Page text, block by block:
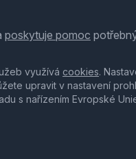
poskytuje pomoc
využívá cookies.
upravit v nastavení
s nařízením Evropské